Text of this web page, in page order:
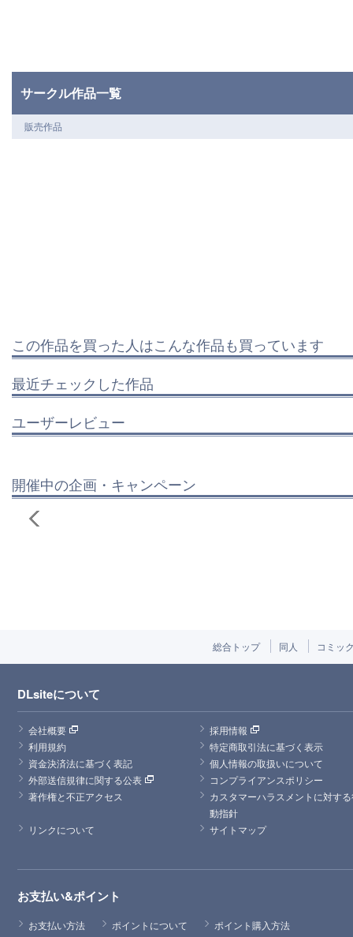
サークル作品一覧
販売作品
この作品を買った人はこんな作品も買っています
最近チェックした作品
ユーザーレビュー
開催中の企画・キャンペーン
総合トップ 同人 コミッ
DLsiteについて
会社概要
採用情報
利用規約
特定商取引法に基づく表示
資金決済法に基づく表記
個人情報の取扱いについて
外部送信規律に関する公表
コンプライアンスポリシー
著作権と不正アクセス
カスタマーハラスメントに対す
動指針
リンクについて
サイトマップ
お支払い&ポイント
お支払い方法 ポイントについて ポイント購入方法